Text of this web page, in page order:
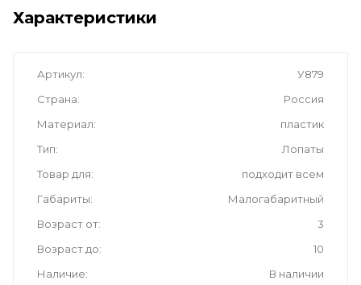
Характеристики
Артикул
У879
Страна
Россия
Материал
пластик
Тип
Лопаты
Товар для
подходит всем
Габариты
Малогабаритный
Возраст от
3
Возраст до
10
Наличие
В наличии